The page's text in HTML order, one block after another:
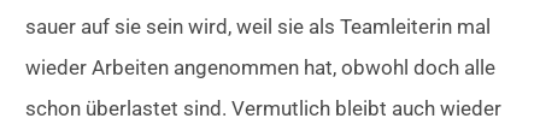
sauer auf sie sein wird, weil sie als Teamleiterin mal
wieder Arbeiten angenommen hat, obwohl doch alle
schon überlastet sind. Vermutlich bleibt auch wieder